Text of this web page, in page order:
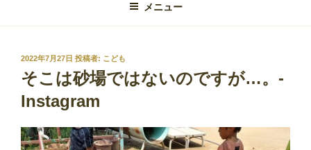
メニュー
投
稿
日:
2022年7月27日 投稿者: こども
そこは砂場ではないのですが…。-
Instagram